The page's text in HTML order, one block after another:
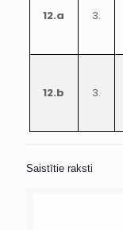
12.a 3.
12.b 3.
Saistītie raksti